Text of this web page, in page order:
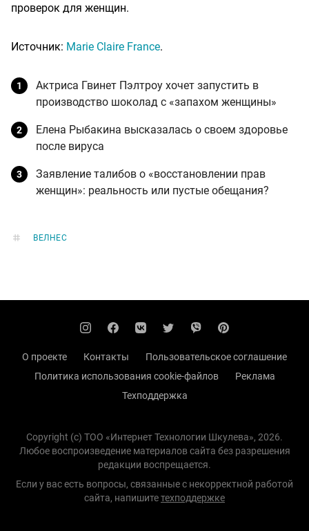
проверок для женщин.
Источник: Marie Claire France.
Актриса Гвинет Пэлтроу хочет запустить в
производство шоколад с «запахом женщины»
Елена Рыбакина высказалась о своем здоровье
после вируса
Заявление талибов о «восстановлении прав
женщин»: реальность или пустые обещания?
ВЕЛНЕС
О проекте Контакты
Пользовательское соглашение
Политика использования cookie-файлов
Реклама
Техподдержка
Copyright (с) TOO «Интернет Технологии Шкулева», 2026.
Любое воспроизведение материалов сайта без разрешения
редакции воспрещается.
Если у вас есть вопросы, связанные с некорректной работой
сайта, напишитетехподдержке